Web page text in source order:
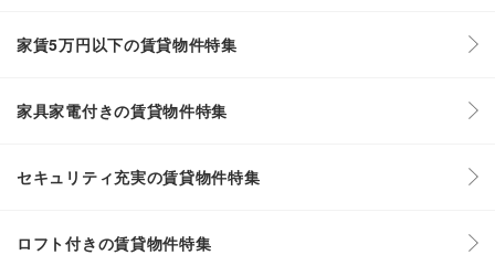
家賃5万円以下の賃貸物件特集
家具家電付きの賃貸物件特集
セキュリティ充実の賃貸物件特集
ロフト付きの賃貸物件特集